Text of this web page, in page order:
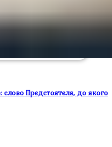
Предстоятеля, до якого